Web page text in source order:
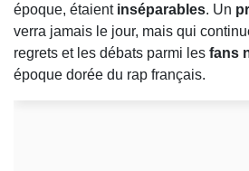
époque, étaient inséparables. Un
verra jamais le jour, mais qui
regrets et les débats parmi les fans
époque dorée du rap français.